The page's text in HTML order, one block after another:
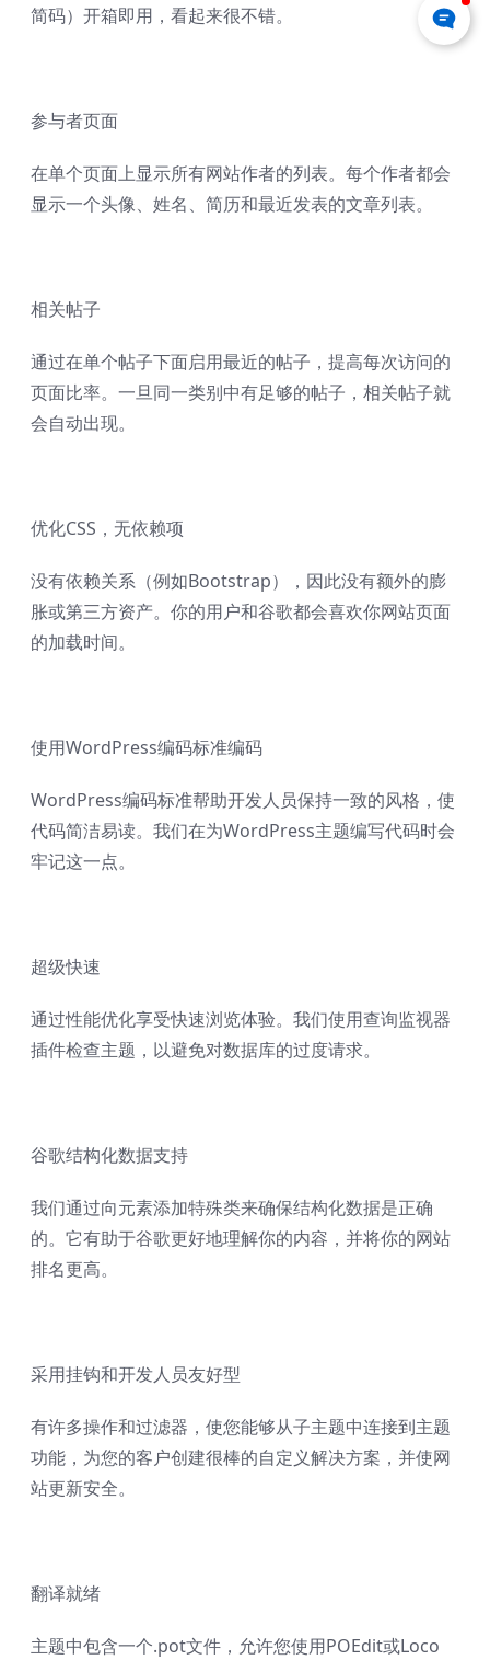
简码）开箱即用，看起来很不错。
参与者页面
在单个页面上显示所有网站作者的列表。每个作者都会
显示一个头像、姓名、简历和最近发表的文章列表。
相关帖子
通过在单个帖子下面启用最近的帖子，提高每次访问的
页面比率。一旦同一类别中有足够的帖子，相关帖子就
会自动出现。
优化CSS，无依赖项
没有依赖关系（例如Bootstrap），因此没有额外的膨
胀或第三方资产。你的用户和谷歌都会喜欢你网站页面
的加载时间。
使用WordPress编码标准编码
WordPress编码标准帮助开发人员保持一致的风格，使
代码简洁易读。我们在为WordPress主题编写代码时会
牢记这一点。
超级快速
通过性能优化享受快速浏览体验。我们使用查询监视器
插件检查主题，以避免对数据库的过度请求。
谷歌结构化数据支持
我们通过向元素添加特殊类来确保结构化数据是正确
的。它有助于谷歌更好地理解你的内容，并将你的网站
排名更高。
采用挂钩和开发人员友好型
有许多操作和过滤器，使您能够从子主题中连接到主题
功能，为您的客户创建很棒的自定义解决方案，并使网
站更新安全。
翻译就绪
主题中包含一个.pot文件，允许您使用POEdit或Loco